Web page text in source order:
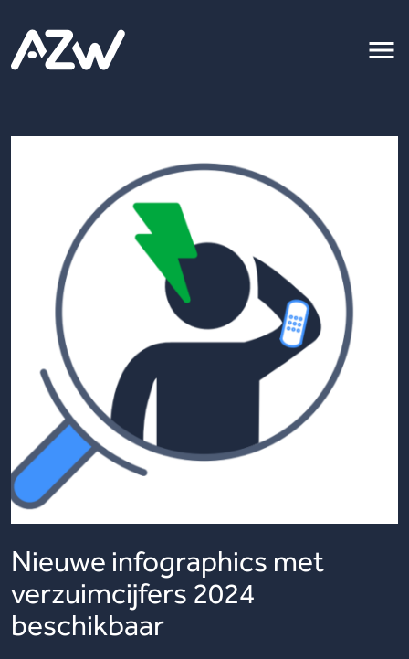
Nieuwe infographics met
verzuimcijfers 2024
beschikbaar